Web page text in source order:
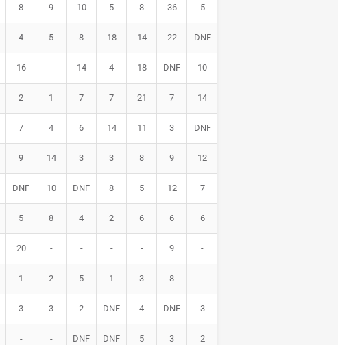
8 9 10 5 8 36 5
4 5 8 18 14 22 DNF
16 - 14 4 18 DNF 10
2 1 7 7 21 7 14
7 4 6 14 11 3 DNF
9 14 3 3 8 9 12
DNF 10 DNF 8 5 12 7
5 8 4 2 6 6 6
20 - - - - 9 -
1 2 5 1 3 8 -
3 3 2 DNF 4 DNF 3
- - DNF DNF 5 3 2